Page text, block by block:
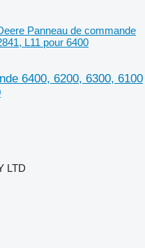
Panneau de commande
L11 pour 6400
6400, 6200, 6300, 6100
LTD